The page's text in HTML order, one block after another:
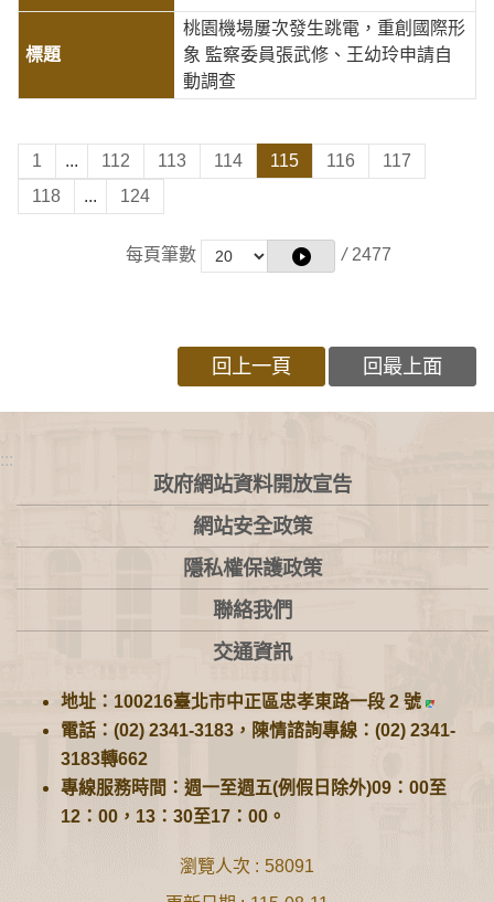
桃園機場屢次發生跳電，重創國際形
象 監察委員張武修、王幼玲申請自
動調查
1 ... 112 113 114 115 116
117
118
... 124
每頁筆數 / 2477
回上一頁 回最上面
:::
政府網站資料開放宣告
網站安全政策
隱私權保護政策
聯絡我們
交通資訊
地址：100216臺北市中正區忠孝東路一段 2 號
電話：(02) 2341-3183，陳情諮詢專線：(02) 2341-
3183轉662
專線服務時間：週一至週五(例假日除外)09：00至
12：00，13：30至17：00。
瀏覽人次
58091